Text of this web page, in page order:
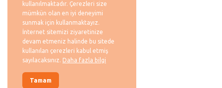
kullanılmaktadır. Çerezleri size
mümkün olan en iyi deneyimi
sunmak için kullanmaktayız.
İnternet sitemizi ziyaretinize
devam etmeniz halinde bu sitede
kullanılan çerezleri kabul etmiş
sayılacaksınız. Daha fazla bilgi
Tamam